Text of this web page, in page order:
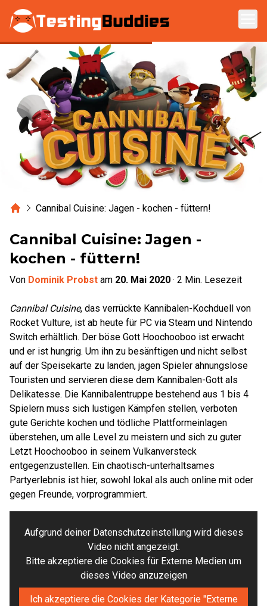
Zum Hauptinhalt springen
HomeCannibal Cuisine: Jagen - kochen - füttern!
Cannibal Cuisine: Jagen -
kochen - füttern!
Von Dominik Probst am 20. Mai 2020 · 2 Min. Lesezeit
Cannibal Cuisine, das verrückte Kannibalen-Kochduell von
Rocket Vulture, ist ab heute für PC via Steam und Nintendo
Switch erhältlich. Der böse Gott Hoochooboo ist erwacht
und er ist hungrig. Um ihn zu besänftigen und nicht selbst
auf der Speisekarte zu landen, jagen Spieler ahnungslose
Touristen und servieren diese dem Kannibalen-Gott als
Delikatesse. Die Kannibalentruppe bestehend aus 1 bis 4
Spielern muss sich lustigen Kämpfen stellen, verboten
gute Gerichte kochen und tödliche Plattformeinlagen
überstehen, um alle Level zu meistern und sich zu guter
Letzt Hoochooboo in seinem Vulkanversteck
entgegenzustellen. Ein chaotisch-unterhaltsames
Partyerlebnis ist hier, sowohl lokal als auch online mit oder
gegen Freunde, vorprogrammiert.
Aufgrund deiner Datenschutzeinstellung wird dieses
Video nicht angezeigt.
Bitte akzeptiere die Cookies für Externe Medien um
dieses Video anzuzeigen
Ich akzeptiere die Cookies der Kategorie "Externe